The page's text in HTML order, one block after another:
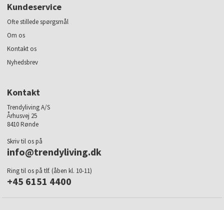
Kundeservice
Ofte stillede spørgsmål
Om os
Kontakt os
Nyhedsbrev
Kontakt
Trendyliving A/S
Århusvej 25
8410 Rønde
Skriv til os på
info@trendyliving.dk
Ring til os på tlf. (åben kl. 10-11)
+45 6151 4400